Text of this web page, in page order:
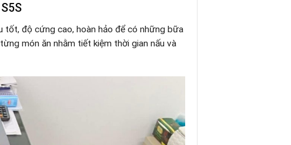
tốt, độ cứng cao, hoàn hảo để có những bữa
món ăn nhằm tiết kiệm thời gian nấu và